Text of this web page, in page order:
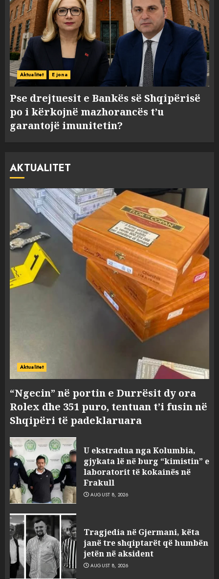
Aktualitet E jona
Pse drejtuesit e Bankës së Shqipërisë
po i kërkojnë mazhorancës t’u
garantojë imunitetin?
AKTUALITET
Aktualitet
“Ngecin” në portin e Durrësit dy ora
Rolex dhe 351 puro, tentuan t’i fusin në
Shqipëri të padeklaruara
U ekstradua nga Kolumbia,
gjykata lë në burg “kimistin” e
laboratorit të kokainës në
Frakull
AUGUST 8, 2026
Tragjedia në Gjermani, këta
janë tre shqiptarët që humbën
jetën në aksident
AUGUST 8, 2026